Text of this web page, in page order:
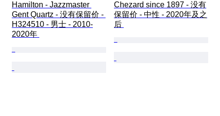
Hamilton - Jazzmaster
Gent Quartz - 没有保留价 -
H324510 - 男士 - 2010-
2020年
Chezard since 1897 - 没有
保留价 - 中性 - 2020年及之
后